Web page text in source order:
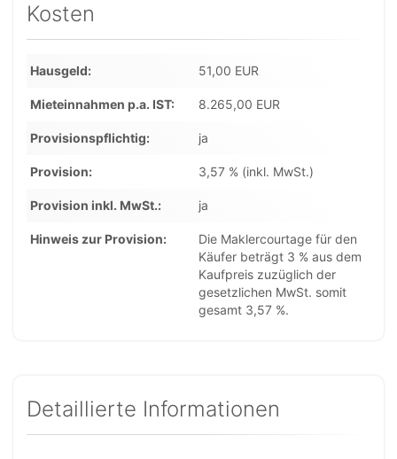
Kosten
Hausgeld 51,00 EUR
Mieteinnahmen p.a. IST 8.265,00 EUR
Provisionspflichtig ja
Provision 3,57 % (inkl. MwSt.)
Provision inkl. MwSt. ja
Hinweis zur Provision
Die Maklercourtage für den
Käufer beträgt 3 % aus dem
Kaufpreis zuzüglich der
gesetzlichen MwSt. somit
gesamt 3,57 %.
Detaillierte Informationen